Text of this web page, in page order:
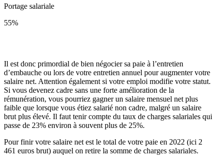
Portage salariale
55%
Il est donc primordial de bien négocier sa paie à l’entretien
d’embauche ou lors de votre entretien annuel pour augmenter votre
salaire net. Attention également si votre emploi modifie votre statut.
Si vous devenez cadre sans une forte amélioration de la
rémunération, vous pourriez gagner un salaire mensuel net plus
faible que lorsque vous étiez salarié non cadre, malgré un salaire
brut plus élevé. Il faut tenir compte du taux de charges salariales qui
passe de 23% environ à souvent plus de 25%.
Pour finir votre salaire net est le total de votre paie en 2022 (ici 2
461 euros brut) auquel on retire la somme de charges salariales.